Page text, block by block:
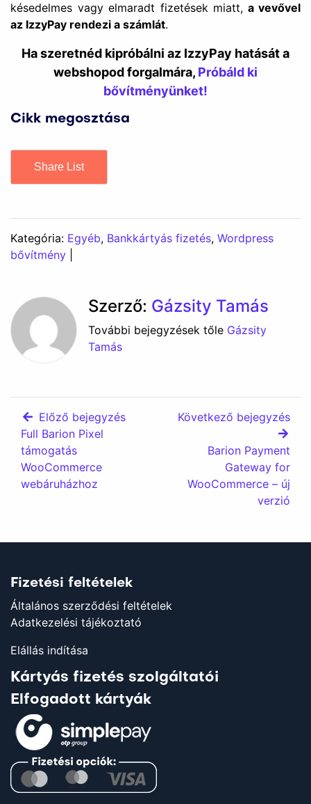
késedelmes vagy elmaradt fizetések miatt, a vevővel
az IzzyPay rendezi a számlát.
Ha szeretnéd kipróbálni az IzzyPay hatását a
webshopod forgalmára, Próbáld ki
bővítményünket!
Cikk megosztása
Share List
Kategória: Egyéb, Bankkártyás fizetés, Wordpress
bővítmény
Szerző: Gázsity Tamás
További bejegyzések tőle Gázsity
Tamás
Előző bejegyzés
Full Barion Pixel
támogatás
WooCommerce
webáruházhoz
Következő bejegyzés
Barion Payment
Gateway for
WooCommerce – új
verzió
Fizetési feltételek
Általános szerződési feltételek
Adatkezelési tájékoztató
Elállás indítása
Kártyás fizetés szolgáltatói
Elfogadott kártyák